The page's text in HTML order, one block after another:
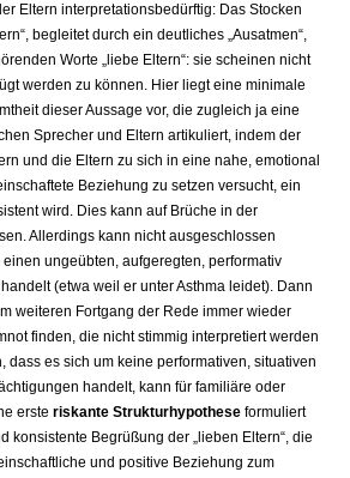
Eltern interpretationsbedürftig: Das Stocken
begleitet durch ein deutliches „Ausatmen“,
Worte „liebe Eltern“: sie scheinen nicht
werden zu können. Hier liegt eine minimale
dieser Aussage vor, die zugleich ja eine
Sprecher und Eltern artikuliert, indem der
und die Eltern zu sich in eine nahe, emotional
Beziehung zu setzen versucht, ein
wird. Dies kann auf Brüche in der
Allerdings kann nicht ausgeschlossen
ungeübten, aufgeregten, performativ
(etwa weil er unter Asthma leidet). Dann
weiteren Fortgang der Rede immer wieder
finden, die nicht stimmig interpretiert werden
dass es sich um keine performativen, situativen
handelt, kann für familiäre oder
ersteriskante Strukturhypotheseformuliert
konsistente Begrüßung der „lieben Eltern“, die
und positive Beziehung zum